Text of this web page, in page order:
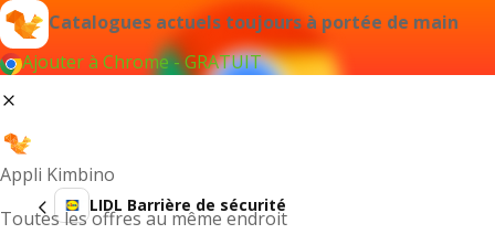
Catalogues actuels toujours à portée de main
Ajouter à Chrome - GRATUIT
Appli Kimbino
Toutes les offres au même endroit
LIDL Barrière de sécurité